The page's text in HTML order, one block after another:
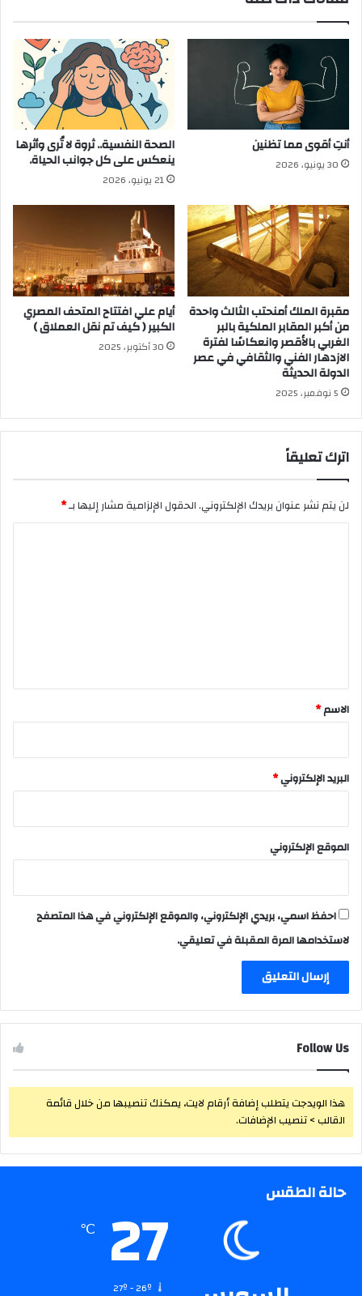
أنتِ أقوى مما تظنين
30 يونيو، 2026
الصحة النفسية.. ثروة لا تُرى وأثرها
ينعكس على كل جوانب الحياة.
21 يونيو، 2026
مقبرة الملك أمنحتب الثالث واحدة
من أكبر المقابر الملكية بالبر
الغربي بالأقصر وانعكاسًا لفترة
الازدهار الفني والثقافي في عصر
الدولة الحديثة
5 نوفمبر، 2025
أيام علي افتتاح المتحف المصري
الكبير ( كيف تم نقل العملاق )
30 أكتوبر، 2025
اترك تعليقاً
لن يتم نشر عنوان بريدك الإلكتروني.الحقول الإلزامية مشار إليها بـ*
*
الاسم*
البريد الإلكتروني*
الموقع الإلكتروني
احفظ اسمي، بريدي الإلكتروني، والموقع الإلكتروني في هذا المتصفح
لاستخدامها المرة المقبلة في تعليقي.
Follow Us
هذا الويدجت يتطلب إضافة أرقام لايت، يمكنك تنصيبها من خلال قائمة
القالب > تنصيب الإضافات.
حالة الطقس 27
℃